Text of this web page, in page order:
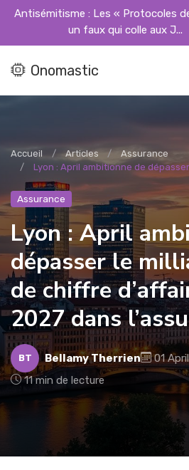
Antisémitisme : Les « Protocoles
un faux qui colle aux J...
Onomastic
Accueil Articles
Assurance
Lyon : April ambitionne de
Assurance
Lyon : April
dépasser le
de chiffre
2027 dans
BT Bellamy Therrien
01
11 min de lecture